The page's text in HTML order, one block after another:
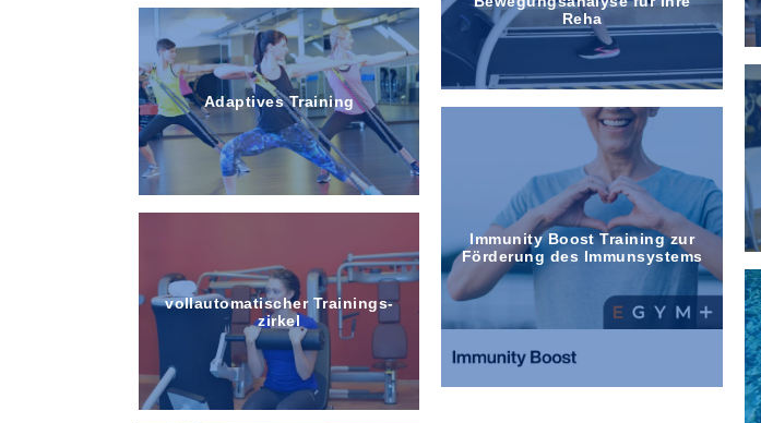
Adaptives Training
voll­automatischer Trainings­
zirkel
Reha
Immunity Boost Training zur
Förderung des Immunsystems